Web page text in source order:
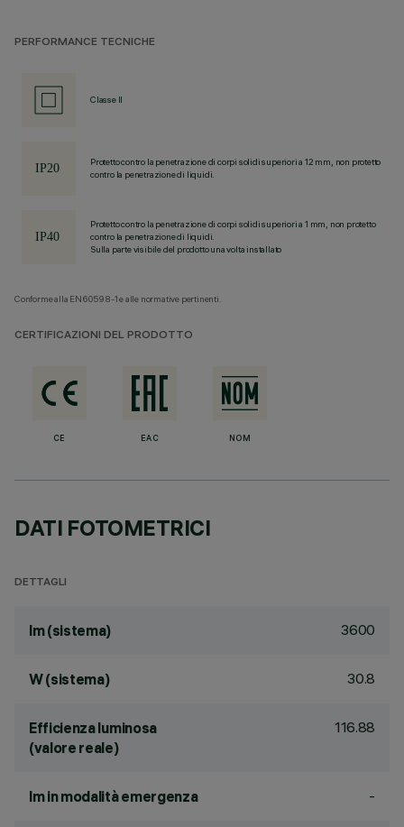
PERFORMANCE TECNICHE
Classe II
Protetto contro la penetrazione di corpi solidi superiori a 12 mm, non protetto
contro la penetrazione di liquidi.
Protetto contro la penetrazione di corpi solidi superiori a 1 mm, non protetto
contro la penetrazione di liquidi.
Sulla parte visibile del prodotto una volta installato
Conforme alla EN60598-1 e alle normative pertinenti.
CERTIFICAZIONI DEL PRODOTTO
CE EAC NOM
DATI FOTOMETRICI
DETTAGLI
lm (sistema) 3600
W (sistema) 30.8
Efficienza luminosa
(valore reale)
116.88
lm in modalità emergenza -